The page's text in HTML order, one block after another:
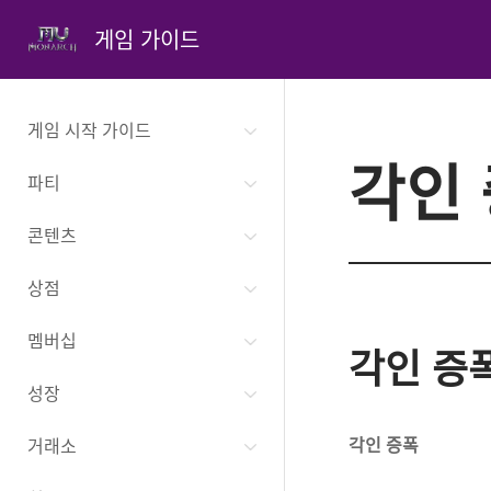
게임 가이드
게임 시작 가이드
파티
콘텐츠
상점
멤버십
성장
거래소
각인
각인 증
각인 증폭